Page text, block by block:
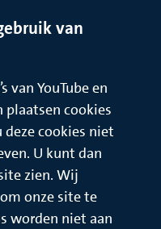
van
van YouTube en
cookies
cookies niet
U kunt dan
zien. Wij
onze site te
worden niet aan